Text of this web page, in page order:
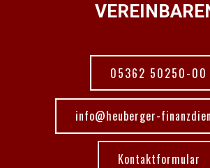
05362 50250-00
info@heuberger-
Kontaktformular